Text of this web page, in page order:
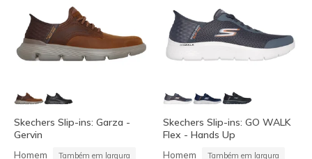
Skechers Slip-ins: Garza -
Gervin
Homem Também em largura
Skechers Slip-ins: GO WALK
Flex - Hands Up
Homem Também em largura